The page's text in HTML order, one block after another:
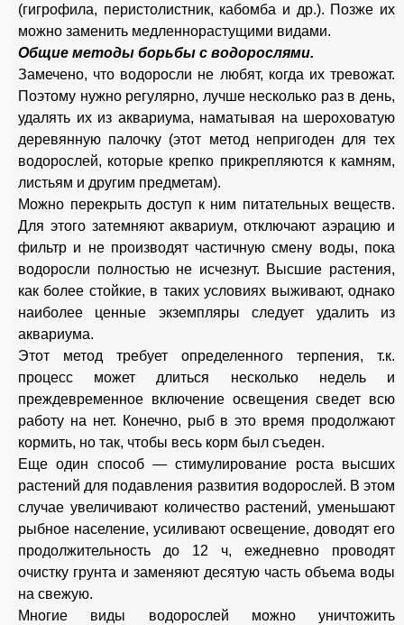
(гигрофила, перистолистник, кабомба и др.). Позже их
можно заменить медленнорастущими видами.
Общие методы борьбы с водорослями.
Замечено, что водоросли не любят, когда их тревожат.
Поэтому нужно регулярно, лучше несколько раз в день,
удалять их из аквариума, наматывая на шероховатую
деревянную палочку (этот метод непригоден для тех
водорослей, которые крепко прикрепляются к камням,
листьям и другим предметам).
Можно перекрыть доступ к ним питательных веществ.
Для этого затемняют аквариум, отключают аэрацию и
фильтр и не производят частичную смену воды, пока
водоросли полностью не исчезнут. Высшие растения,
как более стойкие, в таких условиях выживают, однако
наиболее ценные экземпляры следует удалить из
аквариума.
Этот метод требует определенного терпения, т.к.
процесс может длиться несколько недель и
преждевременное включение освещения сведет всю
работу на нет. Конечно, рыб в это время продолжают
кормить, но так, чтобы весь корм был съеден.
Еще один способ — стимулирование роста высших
растений для подавления развития водорослей. В этом
случае увеличивают количество растений, уменьшают
рыбное население, усиливают освещение, доводят его
продолжительность до 12 ч, ежедневно проводят
очистку грунта и заменяют десятую часть объема воды
на свежую.
Многие виды водорослей можно уничтожить